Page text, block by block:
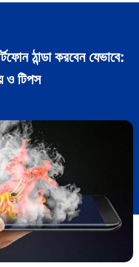
ঠান্ডা করবেন যেভাবে:
ও টিপস